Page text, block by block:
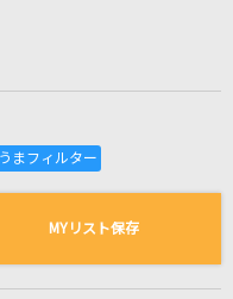
いる曲の一覧
MYリスト保存